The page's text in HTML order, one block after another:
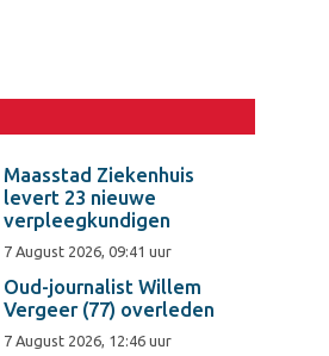
Maasstad Ziekenhuis
levert 23 nieuwe
verpleegkundigen
7 August 2026, 09:41 uur
Oud-journalist Willem
Vergeer (77) overleden
7 August 2026, 12:46 uur